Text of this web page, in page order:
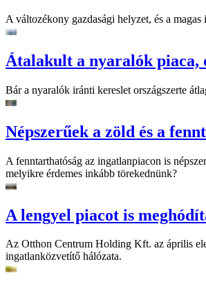
A változékony gazdasági helyzet, és a
Átalakult a nyaralók piaca,
Bár a nyaralók iránti kereslet országszerte
Népszerűek a zöld és a
A fenntarthatóság az ingatlanpiacon is
melyikre érdemes inkább törekednünk?
A lengyel piacot is
Az Otthon Centrum Holding Kft. az április
ingatlanközvetítő hálózata.